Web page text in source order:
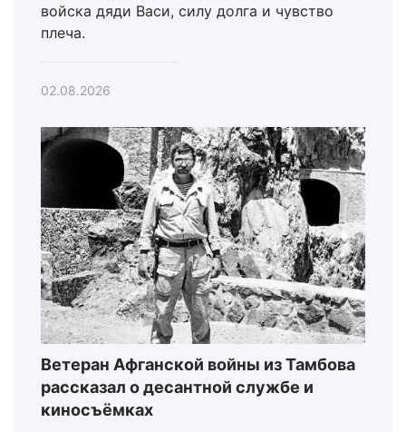
войска дяди Васи, силу долга и чувство
плеча.
02.08.2026
Ветеран Афганской войны из Тамбова
рассказал о десантной службе и
киносъёмках